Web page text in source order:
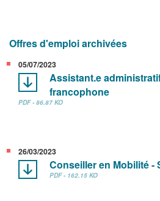
Offres d'emploi archivées
05/07/2023
Assistant.e
francophone
PDF - 86.87 KO
26/03/2023
Conseiller en Mobilité -
PDF - 162.15 KO